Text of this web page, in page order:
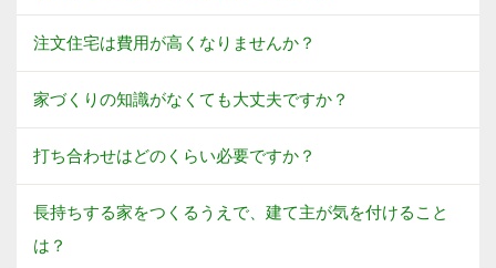
注文住宅は費用が高くなりませんか？
家づくりの知識がなくても大丈夫ですか？
打ち合わせはどのくらい必要ですか？
長持ちする家をつくるうえで、建て主が気を付けること
は？